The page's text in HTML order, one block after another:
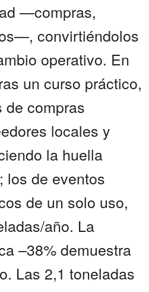
—compras,
convirtiéndolos
operativo. En
un curso práctico,
de compras
locales y
la huella
los de eventos
de un solo uso,
año. La
–38% demuestra
Las 2,1 toneladas